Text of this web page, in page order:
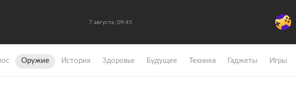
7 августа, 09:45
Оружие История Здоровье Будущее Техника Гаджеты Игры